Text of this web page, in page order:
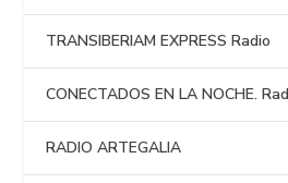
TRANSIBERIAM EXPRESS Radio
CONECTADOS EN LA NOCHE.
RADIO ARTEGALIA